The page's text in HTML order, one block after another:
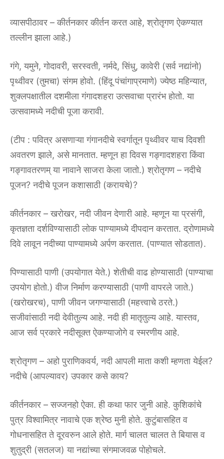
व्यासपीठावर – कीर्तनकार कीर्तन करत आहे, श्रोतृगण ऐकण्यात
तल्लीन झाला आहे.)
गंगे, यमुने, गोदावरी, सरस्वती, नर्मदे, सिंधु, कावेरी (सर्व नद्यांनो)
पृथ्वीवर (तुमचा) संगम होवो. (हिंदू पंचांगाप्रमाणे) ज्येष्ठ महिन्यात,
शुक्लपक्षातील दशमीला गंगादशहरा उत्सवाचा प्रारंभ होतो. या
उत्सवामध्ये नदीची पूजा करावी.
(टीप : पवित्र असणाऱ्या गंगानदीचे स्वर्गातून पृथ्वीवर याच दिवशी
अवतरण झाले, असे मानतात. म्हणून हा दिवस गङ्गादशहरा किंवा
गङ्गावतरणम् या नावाने साजरा केला जातो.) श्रोतृगण – नदीचे
पूजन? नदीचे पूजन कशासाठी (करायचे)?
कीर्तनकार – खरोखर, नदी जीवन देणारी आहे. म्हणून या प्रसंगी,
कृतज्ञता दर्शविण्यासाठी लोक पाण्यामध्ये दीपदान करतात. द्रोणामध्ये
दिवे लावून नदीच्या पाण्यामध्ये अर्पण करतात. (पाण्यात सोडतात).
पिण्यासाठी पाणी (उपयोगात येते.) शेतीची वाढ होण्यासाठी (पाण्याचा
उपयोग होतो.) वीज निर्माण करण्यासाठी (पाणी वापरले जाते.)
(खरोखरच), पाणी जीवन जगण्यासाठी (महत्त्वाचे ठरते.)
सजीवांसाठी नदी देवीतुल्य आहे. नदी ही मातृतुल्य आहे. यास्तव,
आज सर्व प्रकारे नदीसूक्त ऐकण्याजोगे व स्मरणीय आहे.
श्रोतृगण – अहो पुराणिकवर्य, नदी आपली माता कशी म्हणता येईल?
नदीचे (आपल्यावर) उपकार कसे काय?
कीर्तनकार – सज्जनहो ऐका. ही कथा फार जुनी आहे. कुशिकांचे
पुत्र विश्वामित्र नावाचे एक श्रेष्ठ मुनी होते. कुटुंबासहित व
गोधनासहित ते दूरवरुन आले होते. मार्ग चालत चालत ते बियास व
शुतुद्री (सतलज) या नद्यांच्या संगमाजवळ पोहोचले.